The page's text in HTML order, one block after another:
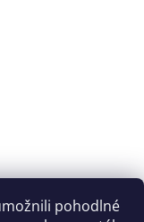
pohodlné